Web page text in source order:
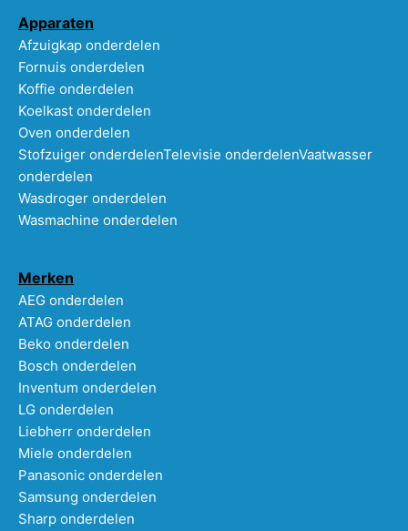
Apparaten
Afzuigkap onderdelen
Fornuis onderdelen
Koffie onderdelen
Koelkast onderdelen
Oven onderdelen
Stofzuiger onderdelenTelevisie onderdelenVaatwasser
onderdelen
Wasdroger onderdelen
Wasmachine onderdelen
Merken
AEG onderdelen
ATAG onderdelen
Beko onderdelen
Bosch onderdelen
Inventum onderdelen
LG onderdelen
Liebherr onderdelen
Miele onderdelen
Panasonic onderdelen
Samsung onderdelen
Sharp onderdelen